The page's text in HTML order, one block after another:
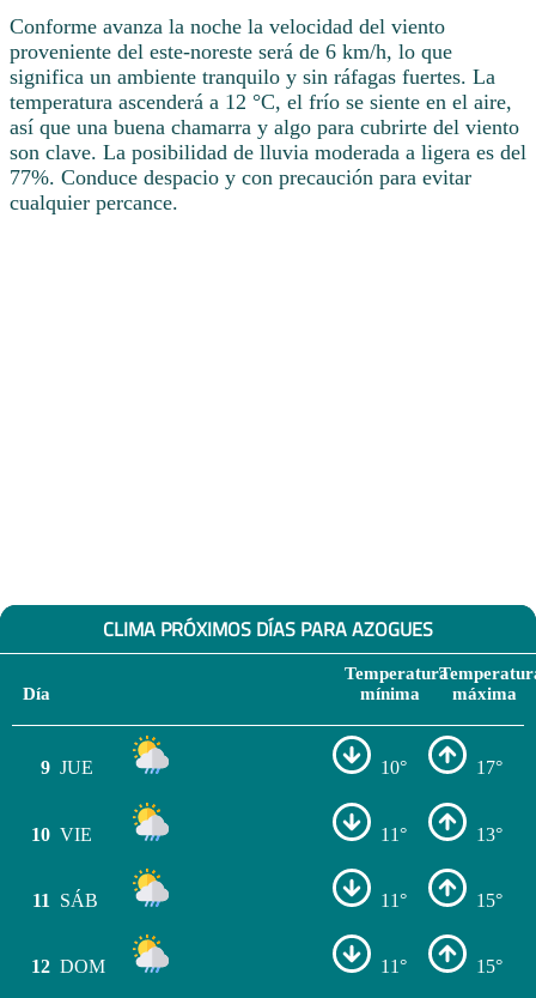
Conforme avanza la noche la velocidad del viento
proveniente del este-noreste será de 6 km/h, lo que
significa un ambiente tranquilo y sin ráfagas fuertes. La
temperatura ascenderá a 12 °C, el frío se siente en el aire,
así que una buena chamarra y algo para cubrirte del viento
son clave. La posibilidad de lluvia moderada a ligera es del
77%. Conduce despacio y con precaución para evitar
cualquier percance.
CLIMA PRÓXIMOS DÍAS PARA AZOGUES
Día
Temperatura
mínima
máxima
9 JUE 10° 17°
10 VIE 11° 13°
11 SÁB 11° 15°
12 DOM 11° 15°